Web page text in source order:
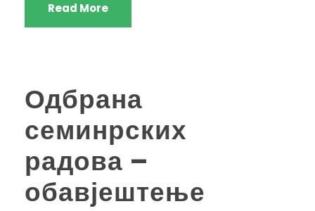
Read More
Одбрана
семинрских
радова –
обавјештење